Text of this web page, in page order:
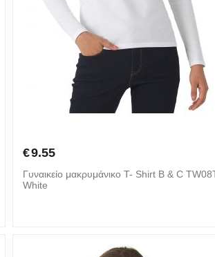
€9.55
Γυναικείο μακρυμάνικο T- Shirt B & C
White